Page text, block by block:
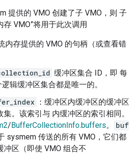
提供的 VMO 创建了子 VMO，则 子
存 VMO”将用于此次调用
内存提供的 VMO 的句柄（或查看错
缓冲区集合 ID，即 每
辑缓冲区集合都是唯一的。
：缓冲区内缓冲区的缓冲区
。该索引与 内缓冲区的索引相同。
/BufferCollectionInfo.buffers。
buf
sysmem 传送的所有 VMO，它们都
冲区（即使 VMO 组合不